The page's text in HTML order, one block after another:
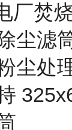
厂焚
尘滤
尘处